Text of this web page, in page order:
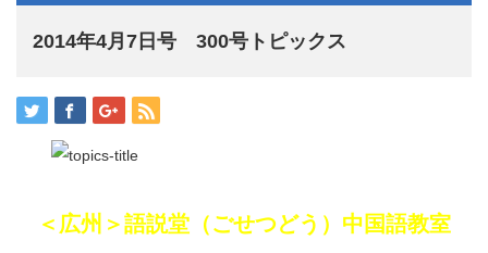
2014年4月7日号 300号トピックス
＜広州＞語説堂（ごせつどう）中国語教室